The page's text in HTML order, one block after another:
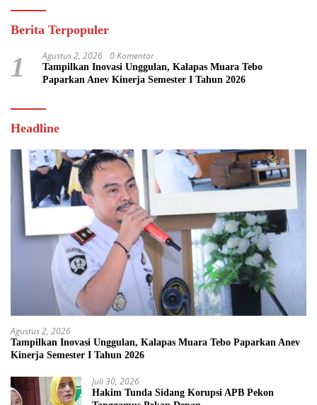
Berita Terpopuler
1 Agustus 2, 2026 0 Komentar
Tampilkan Inovasi Unggulan, Kalapas Muara Tebo
Paparkan Anev Kinerja Semester I Tahun 2026
Headline
Agustus 2, 2026
Tampilkan Inovasi Unggulan, Kalapas Muara Tebo Paparkan Anev
Kinerja Semester I Tahun 2026
Juli 30, 2026
Hakim Tunda Sidang Korupsi APB Pekon